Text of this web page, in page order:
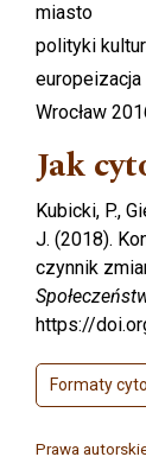
miasto
polityki
europeizacja
Wrocław
Jak
Kubicki, P.,
J. (2018).
czynnik
https://
Formaty
Prawa